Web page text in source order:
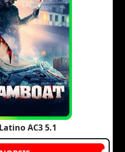
AC3 5.1